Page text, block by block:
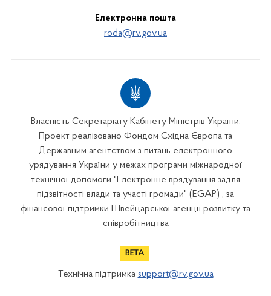
Електронна пошта
roda@rv.gov.ua
Власність Секретаріату Кабінету Міністрів України.
Проект реалізовано Фондом Східна Європа та
Державним агентством з питань електронного
урядування України у межах програми міжнародної
технічної допомоги "Електронне врядування задля
підзвітності влади та участі громади" (EGAP) , за
фінансової підтримки Швейцарської агенції розвитку та
співробітництва
Технічна підтримка support@rv.gov.ua